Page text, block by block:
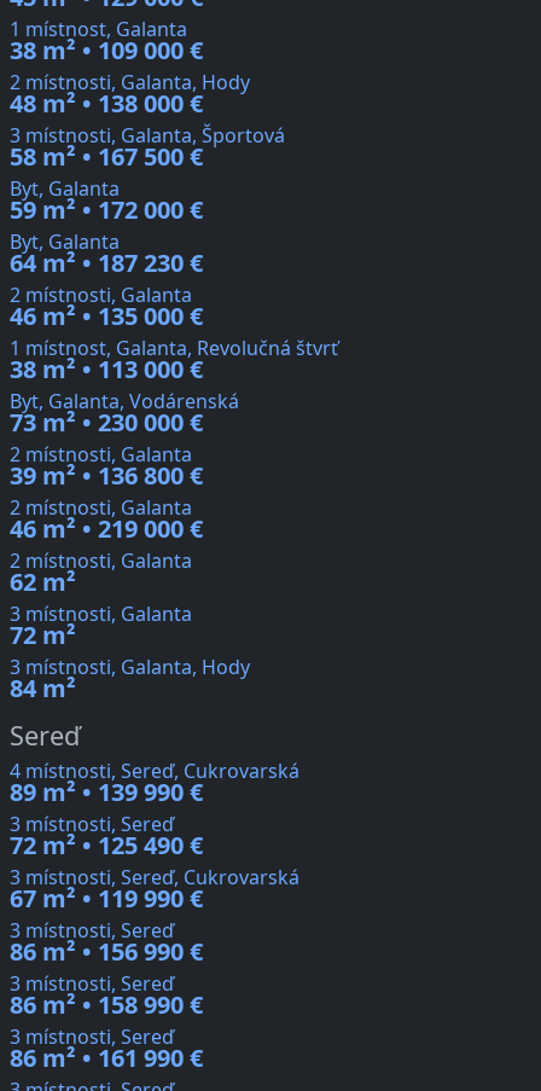
1 místnost, Galanta
38 m² • 109 000 €
2 místnosti, Galanta, Hody
48 m² • 138 000 €
3 místnosti, Galanta, Športová
58 m² • 167 500 €
Byt, Galanta
59 m² • 172 000 €
Byt, Galanta
64 m² • 187 230 €
2 místnosti, Galanta
46 m² • 135 000 €
1 místnost, Galanta, Revolučná štvrť
38 m² • 113 000 €
Byt, Galanta, Vodárenská
73 m² • 230 000 €
2 místnosti, Galanta
39 m² • 136 800 €
2 místnosti, Galanta
46 m² • 219 000 €
2 místnosti, Galanta
62 m²
3 místnosti, Galanta
72 m²
3 místnosti, Galanta, Hody
84 m²
Sereď
4 místnosti, Sereď, Cukrovarská
89 m² • 139 990 €
3 místnosti, Sereď
72 m² • 125 490 €
3 místnosti, Sereď, Cukrovarská
67 m² • 119 990 €
3 místnosti, Sereď
86 m² • 156 990 €
3 místnosti, Sereď
86 m² • 158 990 €
3 místnosti, Sereď
86 m² • 161 990 €